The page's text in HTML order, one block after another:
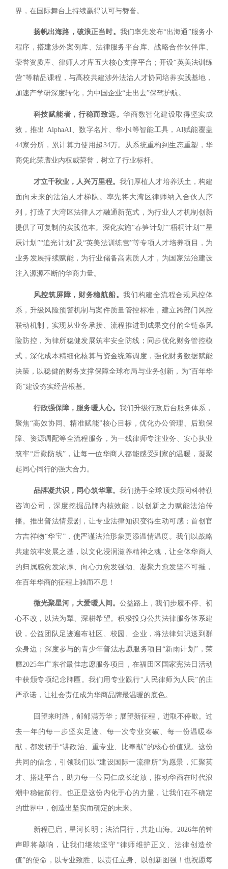
界，在国际舞台上持续赢得认可与赞誉。
扬帆出海路，破浪正当时。 我们率先发布“出海通”服务小
程序，搭建涉外案例库、法律服务平台库、战略合作伙伴库、
荣誉资质库、律师人才库五大核心支撑平台；开设“英美法训练
营”等精品课程，与高校共建涉外法治人才协同培养实践基地，
加速产学研深度转化，为中国企业“走出去”保驾护航。
科技赋能者，行稳而致远。华商数智化建设取得坚实成
效，推出 AlphaAI、数字名片、华小i等智能工具，AI赋能覆盖
44家分所，累计算力使用超34万。从系统重构到生态重塑，华
商凭此荣膺业内权威荣誉，树立了行业标杆。
才立千秋业，人兴万里程。 我们厚植人才培养沃土，构建
面向未来的法治人才梯队。率先将大湾区律师纳入合伙人序
列，打造了大湾区法律人才融通新范式，为行业人才机制创新
提供了可复制的实践范本。深化实施“春笋计划”“梧桐计划”“星
辰计划”“追光计划”及“英美法训练营”等专项人才培养项目，为
业务发展持续赋能，为行业储备高素质人才，为国家法治建设
注入源源不断的华商力量。
风控筑屏障，财务稳航船。我们构建全流程合规风控体
系，升级风险预警机制与案件质量管控标准，建立跨部门风控
联动机制，实现从业务承接、流程推进到成果交付的全链条风
险防控，为律所稳健发展筑牢安全防线；同步优化财务管控模
式，深化成本精细化核算与资金统筹调度，强化财务数据赋能
决策，以稳健的财务支撑保障全球布局与业务创新，为“百年华
商”建设夯实经营根基。
行政强保障，服务暖人心。 我们升级行政后台服务体系，
聚焦“高效协同、精准赋能”核心目标，优化办公管理、后勤保
障、资源调配等全流程服务，为一线律师专注业务、安心执业
筑牢“后勤防线”，让每一位华商人都能感受到家的温暖，凝聚
起同心同行的强大合力。
品牌凝共识，同心筑华章。 我们携手全球顶尖顾问科特勒
咨询公司，深度挖掘品牌内核效能，以创新之力赋能法治传
播。推出普法情景剧，让专业法律知识变得生动可感；首创官
方吉祥物“华宝”，使严谨法治形象更添温情温度。我们以战略
共建筑牢发展之基，以文化浸润滋养精神之魂，让全体华商人
的归属感愈发浓厚、向心力愈发强劲、凝聚力愈发坚不可摧，
在百年华商的征程上驰而不息！
微光聚星河，大爱暖人间。 公益路上，我们步履不停、初
心不改，以法为犁、深耕希望。积极投身公共法律服务体系建
设，公益团队足迹遍布社区、校园、企业，将法律知识送到群
众身边；深度参与的青少年普法志愿服务项目“新雨计划”，荣
膺2025年广东省最佳志愿服务项目，在福田区国家宪法日活动
中获颁专项纪念牌匾。我们用专业践行“人民律师为人民”的庄
严承诺，让社会责任成为华商品牌最温暖的底色。
回望来时路，郁郁满芳华；展望新征程，进取不停歇。过
去一年的每一步坚实足迹、每一次专业突破、每一份温暖奉
献，都发轫于“讲政治、重专业、比奉献”的核心价值观。这份
共同的信念，引领我们以“建设国际一流律所”为愿景，汇聚英
才、搭建平台，助力每一位同仁成长绽放，推动华商在时代浪
潮中稳健前行。也正是这份内化于心的力量，让我们在不确定
的世界中，创造出坚实而确定的未来。
新程已启，星河长明；法治同行，共赴山海。2026年的钟
声即将敲响，让我们继续坚守“律师维护正义、法律创造价
值”的使命，以专业致胜、以责任立身、以创新图强！也祝愿每